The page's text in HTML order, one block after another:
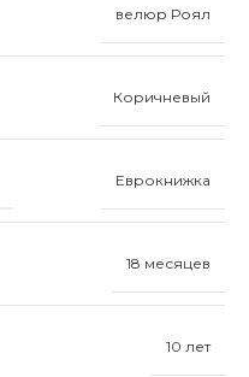
велюр Роял
Коричневый
Еврокнижка
18 месяцев
10 лет